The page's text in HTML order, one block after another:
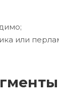
или